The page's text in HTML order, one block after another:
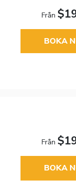
Från
BOKA
Från
BOKA